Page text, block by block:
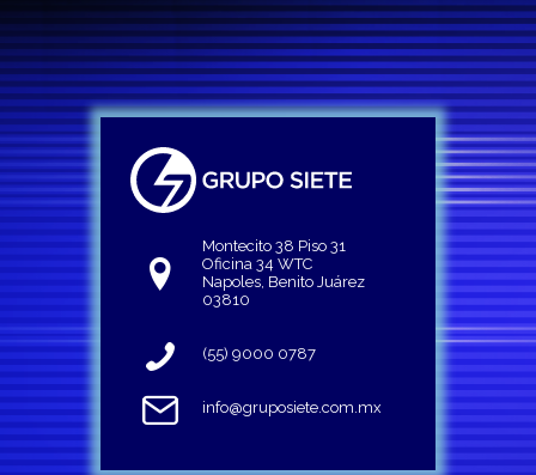
Montecito 38 Piso 31
Oficina 34 WTC
Napoles, Benito Juárez
03810
(55) 9000 0787
info@gruposiete.com.mx